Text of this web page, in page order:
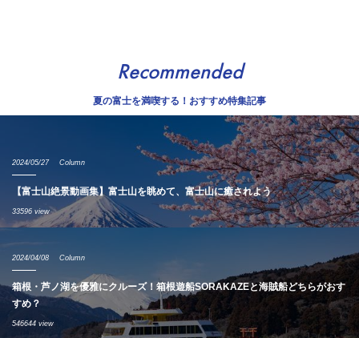
Recommended
夏の富士を満喫する！おすすめ特集記事
2024/05/27 Column
【富士山絶景動画集】富士山を眺めて、富士山に癒されよう
33596 view
2024/04/08 Column
箱根・芦ノ湖を優雅にクルーズ！箱根遊船SORAKAZEと海賊船どちらがおす
すめ？
546644 view